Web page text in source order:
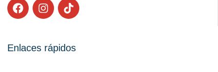
Enlaces rápidos